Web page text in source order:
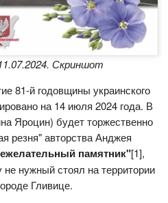
Скриншот
81-й годовщины украинского
на 14 июля 2024 года. В
Яроцин) будет торжественно
резня" авторства Анджея
памятник"[1],
не нужный стоял на территории
Гливице.